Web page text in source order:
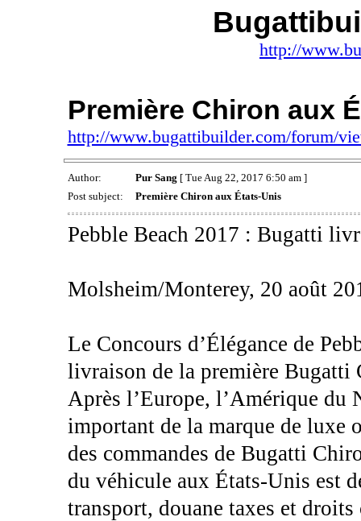
http://
Première Chiron aux
http://www.bugattibuilder.com/forum/
Author: Pur Sang [ Tue Aug 22, 2017 6:50 am ]
Post subject:
Première Chiron aux États-Unis
Pebble Beach 2017 : Bugatti
Molsheim/Monterey, 20 août
Le Concours d’Élégance de
livraison de la première
Après l’Europe, l’Amérique du
important de la marque de
des commandes de Bugatti
du véhicule aux États-Unis est
transport, douane taxes et